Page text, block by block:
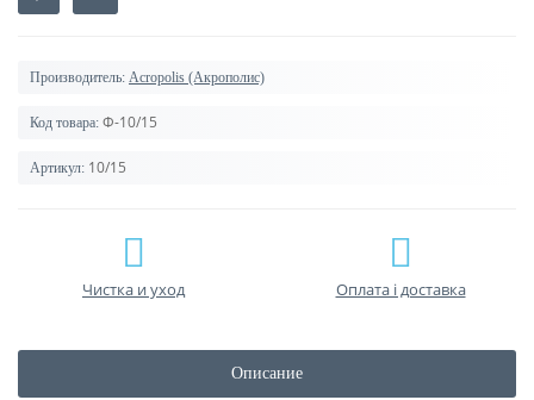
Производитель: Acropolis (Акрополис)
Код товара: Ф-10/15
Артикул: 10/15
Чистка и уход Оплата і доставка
Описание